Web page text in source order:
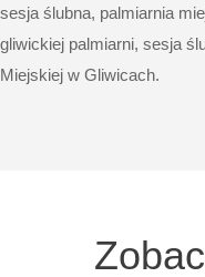
sesja ślubna, palmiarnia
gliwickiej palmiarni, sesja
Miejskiej w Gliwicach.